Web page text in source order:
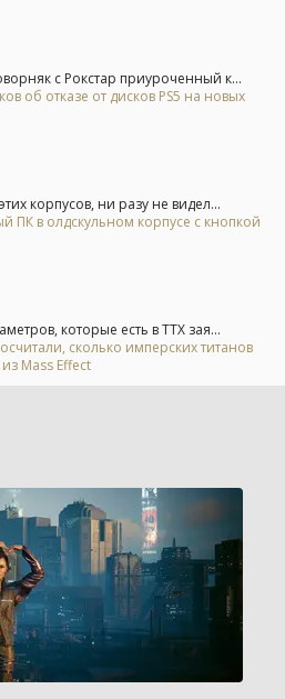
с Рокстар приуроченный к...
об отказе от дисков PS5 на новых
корпусов, ни разу не видел...
ПК в олдскульном корпусе с кнопкой
которые есть в ТТХ зая...
сколько имперских титанов
Mass Effect